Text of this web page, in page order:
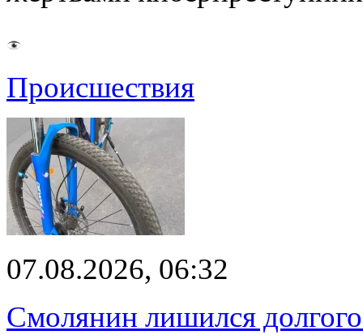
Происшествия
07.08.2026, 06:32
Смолянин лишился